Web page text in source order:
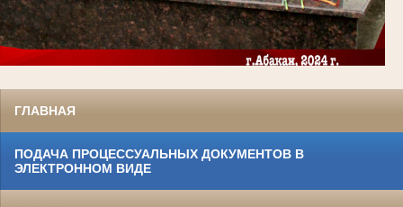
ГЛАВНАЯ
ПОДАЧА ПРОЦЕССУАЛЬНЫХ ДОКУМЕНТОВ В
ЭЛЕКТРОННОМ ВИДЕ